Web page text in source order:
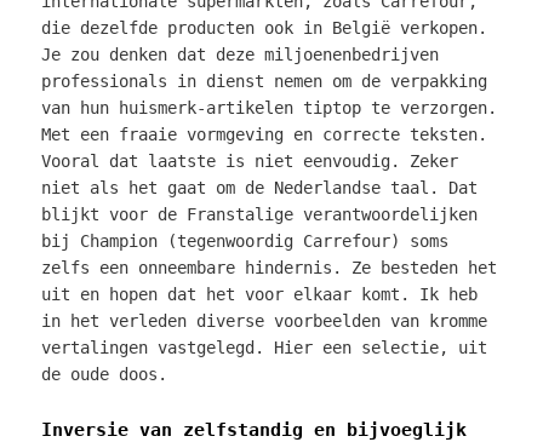
die dezelfde producten ook in België verkopen.
Je zou denken dat deze miljoenenbedrijven
professionals in dienst nemen om de verpakking
van hun huismerk-artikelen tiptop te verzorgen.
Met een fraaie vormgeving en correcte teksten.
Vooral dat laatste is niet eenvoudig. Zeker
niet als het gaat om de Nederlandse taal. Dat
blijkt voor de Franstalige verantwoordelijken
bij Champion (tegenwoordig Carrefour) soms
zelfs een onneembare hindernis. Ze besteden het
uit en hopen dat het voor elkaar komt. Ik heb
in het verleden diverse voorbeelden van kromme
vertalingen vastgelegd. Hier een selectie, uit
de oude doos.
Inversie van zelfstandig en bijvoeglijk